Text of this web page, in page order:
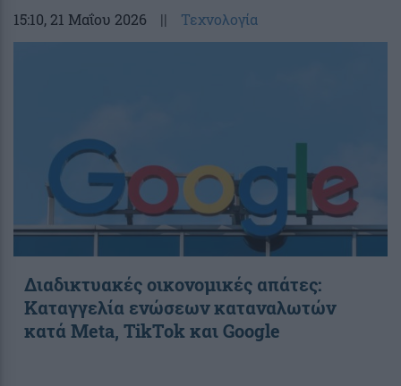
15:10, 21 Μαΐου 2026 || Τεχνολογία
Διαδικτυακές οικονομικές απάτες:
Καταγγελία ενώσεων καταναλωτών
κατά Meta, TikTok και Google